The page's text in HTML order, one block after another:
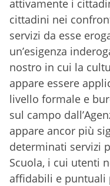
attivamente i
cittadini nei
servizi da esse
un’esigenza
nostro in cui la
appare essere
livello formale e
sul campo
appare ancor più
determinati servizi
Scuola, i cui utenti
affidabili e puntuali